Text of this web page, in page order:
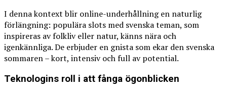
I denna kontext blir online-underhållning en naturlig
förlängning: populära slots med svenska teman, som
inspireras av folkliv eller natur, känns nära och
igenkännliga. De erbjuder en gnista som ekar den svenska
sommaren – kort, intensiv och full av potential.
Teknologins roll i att fånga ögonblicken